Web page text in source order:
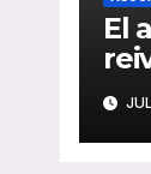
El